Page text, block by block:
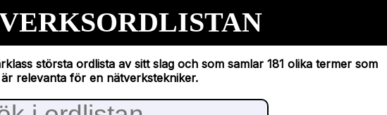
största ordlista av sitt slag och som samlar 181 olika termer som
är relevanta för en nätverkstekniker.